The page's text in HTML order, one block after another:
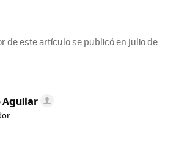
de este artículo se publicó en julio de
Aguilar